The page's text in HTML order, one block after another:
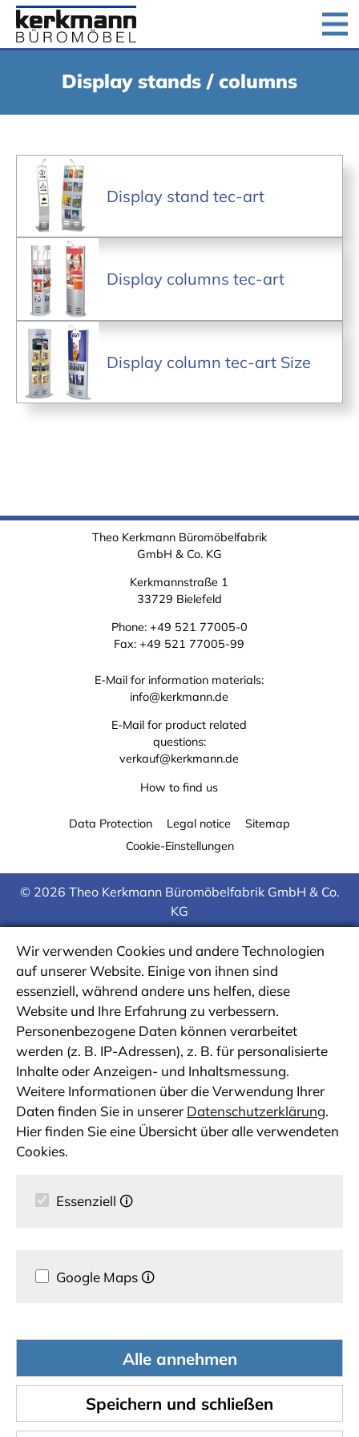
Contact us
Display stands / columns
Display stand tec-art
Display columns tec-art
Display column tec-art Size
Theo Kerkmann Büromöbelfabrik
GmbH & Co. KG
Kerkmannstraße 1
33729 Bielefeld
Phone: +49 521 77005-0
Fax: +49 521 77005-99
E-Mail for information materials:
info@kerkmann.de
E-Mail for product related
questions:
verkauf@kerkmann.de
How to find us
Data Protection Legal notice
Sitemap
Cookie-Einstellungen
© 2026 Theo Kerkmann Büromöbelfabrik GmbH & Co.
KG
Wir verwenden Cookies und andere Technologien
auf unserer Website. Einige von ihnen sind
essenziell, während andere uns helfen, diese
Website und Ihre Erfahrung zu verbessern.
Personenbezogene Daten können verarbeitet
werden (z. B. IP-Adressen), z. B. für personalisierte
Inhalte oder Anzeigen- und Inhaltsmessung.
Weitere Informationen über die Verwendung Ihrer
Daten finden Sie in unserer Datenschutzerklärung.
Hier finden Sie eine Übersicht über alle verwendeten
Cookies.
Essenziell 🛈
Google Maps🛈
Alle annehmen
Speichern und schließen